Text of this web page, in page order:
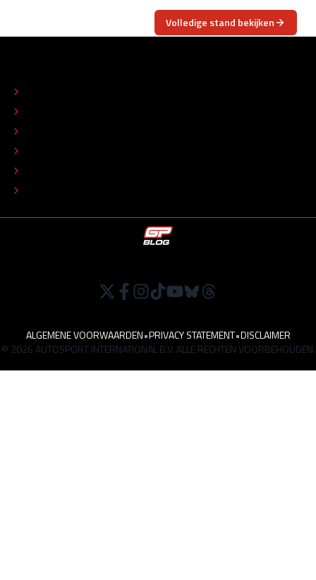
Volledige stand bekijken
ALGEMENE VOORWAARDEN•PRIVACY STATEMENT•DISCLAIMER
© 2026 AUTOSPORT INTERNATIONAL B.V. ALLE RECHTEN VOORBEHOUDEN.